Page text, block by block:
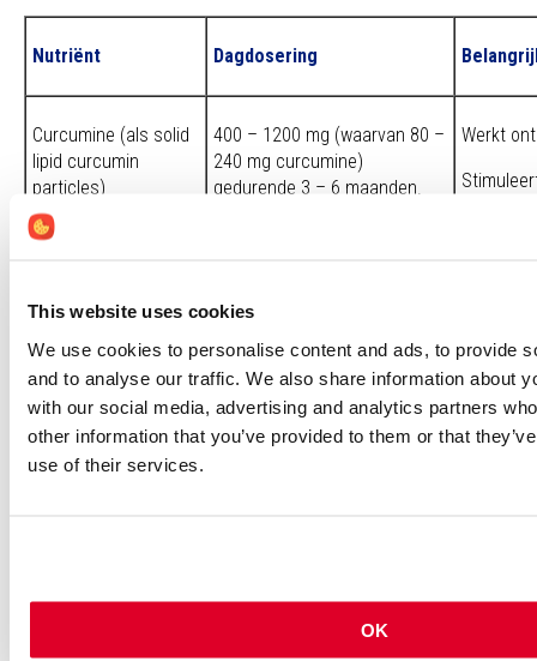
This website uses cookies
We use cookies to personalise content and ads, to provide
and to analyse our traffic. We also share information about
with our social media, advertising and analytics partners
other information that you’ve provided to them or that
use of their services.
OK
Nutriënt Dagdosering
Curcumine (als solid
lipid curcumin
particles)
400 – 1200 mg (waarvan 80 –
240 mg curcumine)
gedurende 3 – 6 maanden.
Werkt
ná een maaltijd ingenomen,
gedurende 3 – 6 maanden.
Magnesium(bisglyci-
100 – 300 mg per dag.
geïndiceerd. Functieverlies door ouderdom of het bestaan van